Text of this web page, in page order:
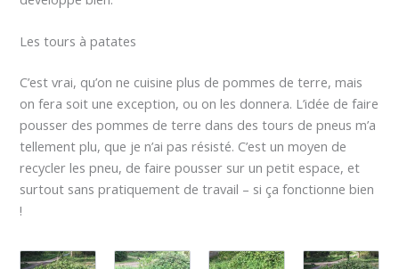
Les tours à patates
C’est vrai, qu’on ne cuisine plus de pommes de terre, mais
on fera soit une exception, ou on les donnera. L’idée de faire
pousser des pommes de terre dans des tours de pneus m’a
tellement plu, que je n’ai pas résisté. C’est un moyen de
recycler les pneu, de faire pousser sur un petit espace, et
surtout sans pratiquement de travail – si ça fonctionne bien
!